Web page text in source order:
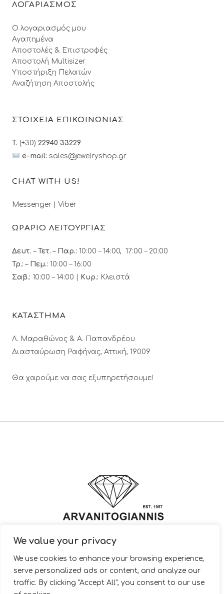
We value your privacy
We use cookies to enhance your browsing experience,
serve personalized ads or content, and analyze our
traffic. By clicking "Accept All", you consent to our use
ΛΟΓΑΡΙΑΣΜΟΣ
Ο λογαριασμός μου
Αγαπημένα
Αποστολές & Επιστροφές
Αποστολή Multisizer
Υποστήριξη Πελατών
Αναζήτηση Αποστολής
ΣΤΟΙΧΕΙΑ ΕΠΙΚΟΙΝΩΝΙΑΣ
T. (+30) 22940 33229
e-mail: sales@jewelryshop.gr
CHAT WITH US!
Messenger Viber
ΩΡΑΡΙΟ ΛΕΙΤΟΥΡΓΙΑΣ
Δευτ. – Τετ. – Παρ.: 10:00 – 14:00, 17:00 – 20:00
Τρ.: – Πεμ.: 10:00 – 16:00
Σαβ.: 10:00 – 14:00 | Κυρ.: Κλειστά
ΚΑΤΑΣΤΗΜΑ
Λ. Μαραθώνος & A. Παπανδρέου
Διασταύρωση Ραφήνας, Αττική, 19009
Θα χαρούμε να σας εξυπηρετήσουμε!
© 2022 ARVANITOGIANNIS – Jewelry Design & Manufacturing |
JewelryShop.gr